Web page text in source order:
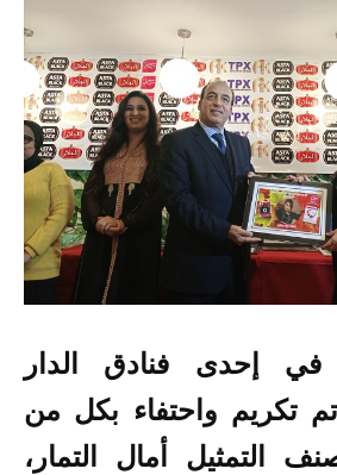
إحدى فنادق الدار
تم تكريم واحتفاء بكل من
التمثيل أمال التمار،